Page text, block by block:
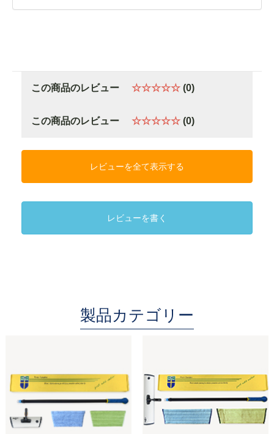
この商品のレビュー ☆☆☆☆☆ (0)
この商品のレビュー ☆☆☆☆☆ (0)
レビューを全て表示する
レビューを書く
製品カテゴリー